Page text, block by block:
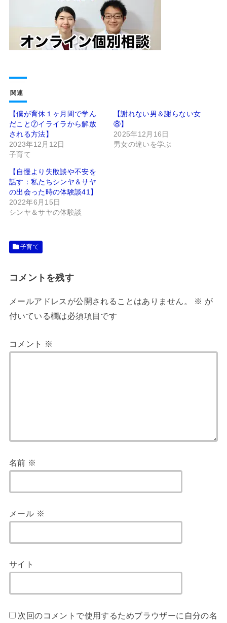
関連
【僕が育休１ヶ月間で学ん
だこと⑦イライラから解放
される方法】
2023年12月12日
子育て
【謝れない男＆謝らない女
⑧】
2025年12月16日
男女の違いを学ぶ
【自慢より失敗談や不安を
話す：私たちシンヤ＆サヤ
の出会った時の体験談41】
2022年6月15日
シンヤ＆サヤの体験談
子育て
コメントを残す
メールアドレスが公開されることはありません。 ※ が
付いている欄は必須項目です
コメント ※
名前 ※
メール ※
サイト
次回のコメントで使用するためブラウザーに自分の名